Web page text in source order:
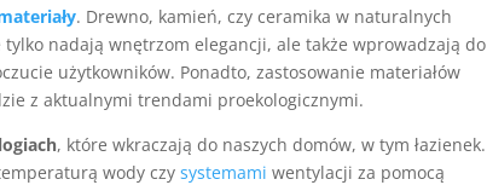
. Drewno, kamień, czy ceramika w naturalnych
nadają wnętrzom elegancji, ale także wprowadzają do
użytkowników. Ponadto, zastosowanie materiałów
z aktualnymi trendami proekologicznymi.
, które wkraczają do naszych domów, w tym łazienek.
wody czysystemami wentylacji za pomocą